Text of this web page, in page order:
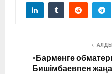
«Барменге
Бишімбаевпен